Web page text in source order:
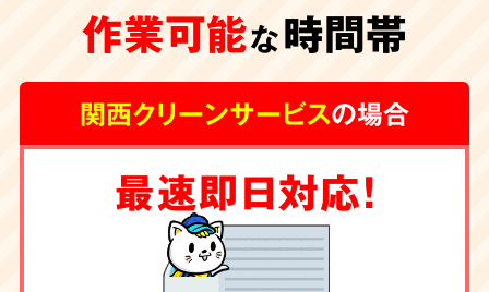
一切なし
関西クリーンサービスの会計は非常にシンプル
です。お見積りの際に、わかりやすい内訳で提
示させて頂く料金が全てです。お客様の承諾の
ない勝手な追加費用は一切頂きません。
作業可能な時間帯
関西クリーンサービスの場合
最速即日対応！